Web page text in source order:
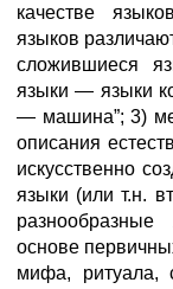
качестве
языков
сложившиеся
языки — языки
— машина”; 3)
описания
искусственно
языки (или т.н.
основе
мифа, ритуала,